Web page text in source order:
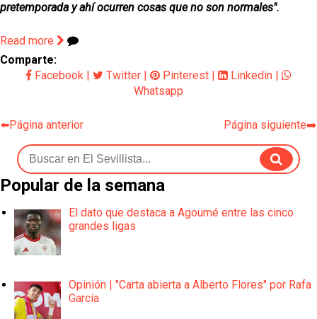
pretemporada y ahí ocurren cosas que no son normales".
Read more
Comparte:
Facebook
Twitter Pinterest Linkedin
Whatsapp
⬅️Página anterior Página siguiente➡️
Popular de la semana
El dato que destaca a Agoumé entre las cinco
grandes ligas
Opinión | "Carta abierta a Alberto Flores" por Rafa
García